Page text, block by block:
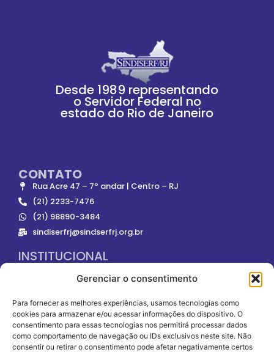
Gerenciar o consentimento
Para fornecer as melhores experiências, usamos tecnologias como
cookies para armazenar e/ou acessar informações do dispositivo. O
consentimento para essas tecnologias nos permitirá processar dados
como comportamento de navegação ou IDs exclusivos neste site. Não
consentir ou retirar o consentimento pode afetar negativamente certos
Desde 1989 representando
o Servidor Federal no
estado do Rio de Janeiro
CONTATO
Rua Acre 47 – 7º andar | Centro – RJ
(21) 2233-7476
(21) 98890-3484
sindiserfrj@sindserfrj.org.br
INSTITUCIONAL
ONDE NOS ENCONTRAR